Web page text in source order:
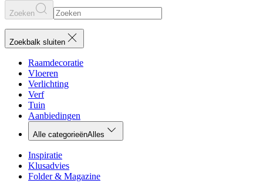
Zoeken
Zoekbalk sluiten
Raamdecoratie
Vloeren
Verlichting
Verf
Tuin
Aanbiedingen
Alle categorieënAlles
Inspiratie
Klusadvies
Folder & Magazine